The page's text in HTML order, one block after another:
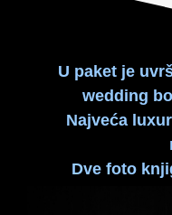
U paket je
wedding
Najveća
Dve foto